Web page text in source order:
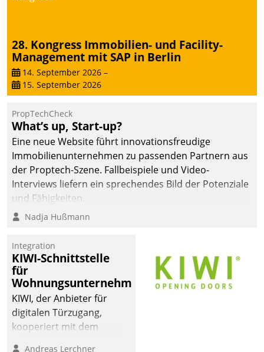
28. Kongress Immobilien- und Facility-
Management mit SAP in Berlin
14. September 2026 –
15. September 2026
PropTechCheck
What’s up, Start-up?
Eine neue Website führt innovationsfreudige
Immobilienunternehmen zu passenden Partnern aus
der Proptech-Szene. Fallbeispiele und Video-
Interviews liefern ein sprechendes Bild der Potenziale
und Fähigkeiten.
Nadja Hußmann
Integration
KIWI-Schnittstelle
für
Wohnungsunternehmen
KIWI, der Anbieter für
digitalen Türzugang,
kooperiert mit dem
Andreas Lerchner